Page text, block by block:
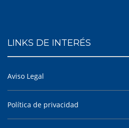
LINKS DE INTERÉS
Aviso Legal
Política de privacidad